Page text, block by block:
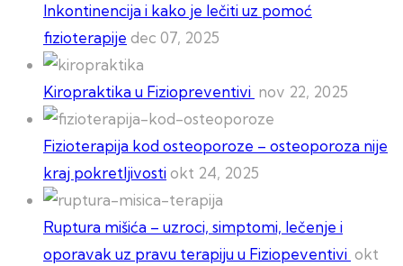
Inkontinencija i kako je lečiti uz pomoć
fizioterapije dec 07, 2025
Kiropraktika u Fiziopreventivi nov 22, 2025
Fizioterapija kod osteoporoze – osteoporoza nije
kraj pokretljivostiokt 24, 2025
Ruptura mišića – uzroci, simptomi, lečenje i
oporavak uz pravu terapiju u Fiziopeventivi okt